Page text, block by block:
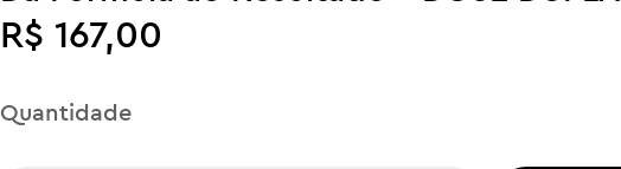
R$ 167,00
Quantidade